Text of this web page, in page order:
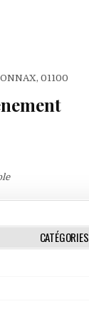
01100
CATÉGORIES